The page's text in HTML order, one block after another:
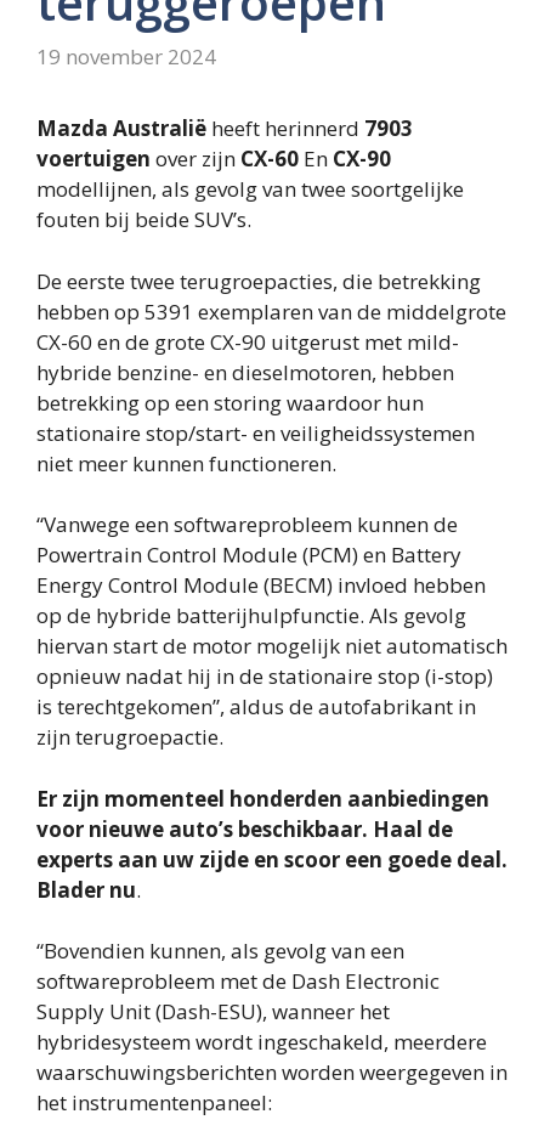
19 november 2024
Mazda Australië heeft herinnerd 7903
voertuigen over zijn CX-60 En CX-90
modellijnen, als gevolg van twee soortgelijke
fouten bij beide SUV’s.
De eerste twee terugroepacties, die betrekking
hebben op 5391 exemplaren van de middelgrote
CX-60 en de grote CX-90 uitgerust met mild-
hybride benzine- en dieselmotoren, hebben
betrekking op een storing waardoor hun
stationaire stop/start- en veiligheidssystemen
niet meer kunnen functioneren.
“Vanwege een softwareprobleem kunnen de
Powertrain Control Module (PCM) en Battery
Energy Control Module (BECM) invloed hebben
op de hybride batterijhulpfunctie. Als gevolg
hiervan start de motor mogelijk niet automatisch
opnieuw nadat hij in de stationaire stop (i-stop)
is terechtgekomen”, aldus de autofabrikant in
zijn terugroepactie.
Er zijn momenteel honderden aanbiedingen
voor nieuwe auto’s beschikbaar. Haal de
experts aan uw zijde en scoor een goede deal.
Blader nu.
“Bovendien kunnen, als gevolg van een
softwareprobleem met de Dash Electronic
Supply Unit (Dash-ESU), wanneer het
hybridesysteem wordt ingeschakeld, meerdere
waarschuwingsberichten worden weergegeven in
het instrumentenpaneel: